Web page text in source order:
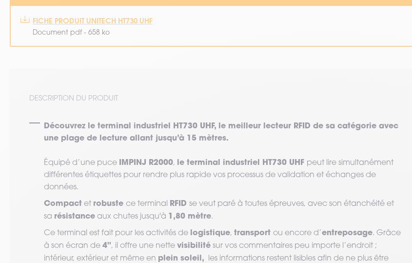
FICHE PRODUIT UNITECH HT730 UHF
Document pdf - 658 ko
DESCRIPTION DU PRODUIT
Découvrez le terminal industriel HT730 UHF, le meilleur lecteur RFID de sa catégorie avec
une plage de lecture allant jusqu’à 15 mètres.
Équipé d’une puce IMPINJ R2000, le terminal industriel HT730 UHF peut lire simultanément
différentes étiquettes pour rendre plus rapide vos processus de validation et échanges de
données.
Compact et robuste ce terminal RFID se veut paré à toutes épreuves, avec son étanchéité et
sa résistance aux chutes jusqu'à 1,80 mètre.
Ce terminal est fait pour les activités de logistique, transport ou encore d’entreposage. Grâce
à son écran de 4'', il offre une nette visibilité sur vos commentaires peu importe l’endroit ;
intérieur, extérieur et même en plein soleil, les informations restent lisibles afin de ne plus être